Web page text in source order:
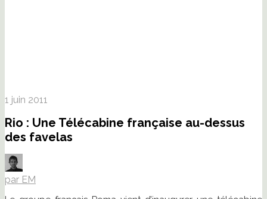
1 juin 2011
Rio : Une Télécabine française au-dessus
des favelas
par EM